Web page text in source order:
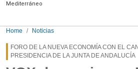
Mediterráneo
Home Noticias
FORO DE LA NUEVA ECONOMÍA CON EL
PRESIDENCIA DE LA JUNTA DE ANDALUCÍA